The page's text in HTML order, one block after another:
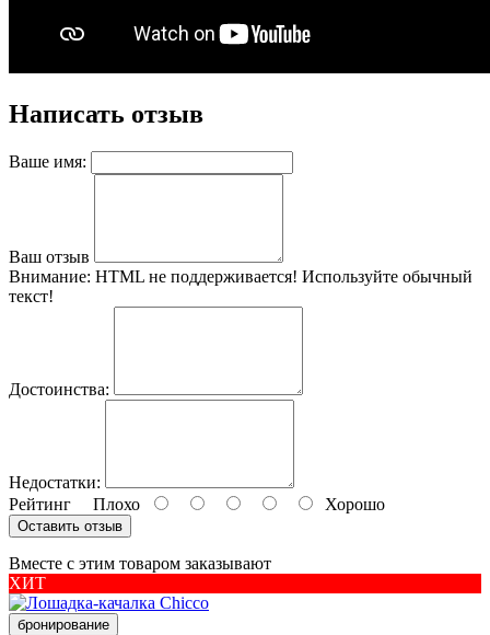
Написать отзыв
Ваше имя:
Ваш отзыв
Внимание: HTML не поддерживается! Используйте обычный
текст!
Достоинства:
Недостатки:
Рейтинг Плохо Хорошо
Оставить отзыв
Вместе с этим товаром заказывают
ХИТ
бронирование